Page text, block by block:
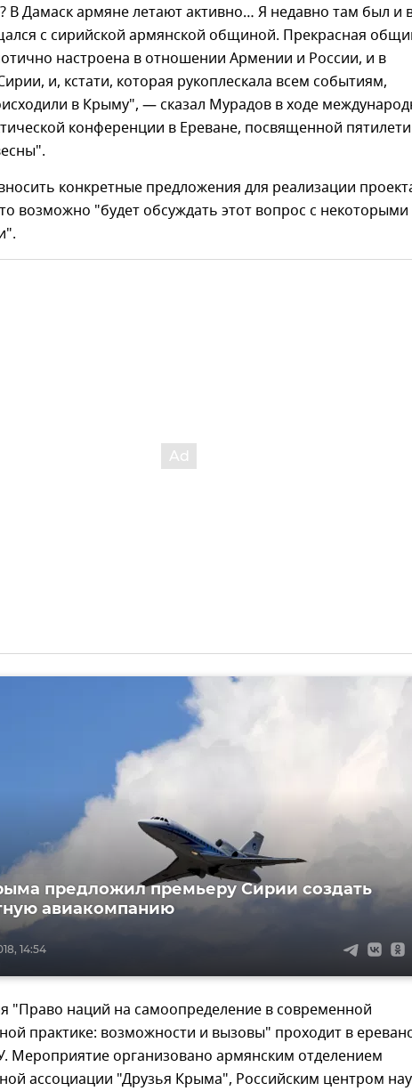
В Дамаск армяне летают активно… Я недавно там был и
с сирийской армянской общиной. Прекрасная
настроена в отношении Армении и России, и в
и, кстати, которая рукоплескала всем событиям,
в Крыму", — сказал Мурадов в ходе
конференции в Ереване, посвященной
конкретные предложения для реализации
возможно "будет обсуждать этот вопрос с некоторыми
14:54
предложил премьеру Сирии создать
авиакомпанию
"Право наций на самоопределение в современной
практике: возможности и вызовы" проходит в
Мероприятие организовано армянским отделением
ассоциации "Друзья Крыма", Российским центром